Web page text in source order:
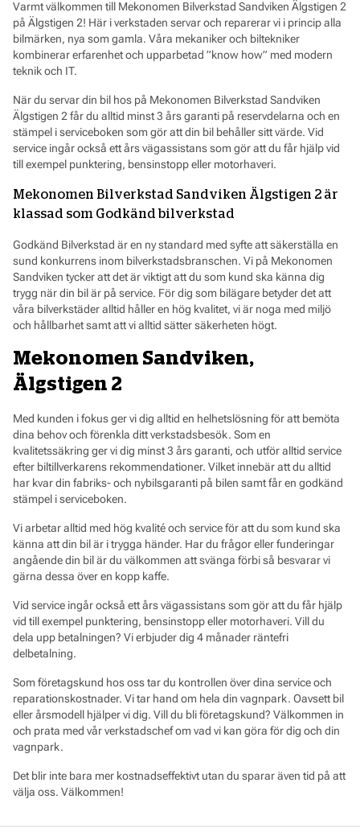
Varmt välkommen till Mekonomen Bilverkstad Sandviken Älgstigen 2
på Älgstigen 2! Här i verkstaden servar och reparerar vi i princip alla
bilmärken, nya som gamla. Våra mekaniker och biltekniker
kombinerar erfarenhet och upparbetad ”know how” med modern
teknik och IT.
När du servar din bil hos på Mekonomen Bilverkstad Sandviken
Älgstigen 2 får du alltid minst 3 års garanti på reservdelarna och en
stämpel i serviceboken som gör att din bil behåller sitt värde. Vid
service ingår också ett års vägassistans som gör att du får hjälp vid
till exempel punktering, bensinstopp eller motorhaveri.
Mekonomen Bilverkstad Sandviken Älgstigen 2 är
klassad som Godkänd bilverkstad
Godkänd Bilverkstad är en ny standard med syfte att säkerställa en
sund konkurrens inom bilverkstadsbranschen. Vi på Mekonomen
Sandviken tycker att det är viktigt att du som kund ska känna dig
trygg när din bil är på service. För dig som bilägare betyder det att
våra bilverkstäder alltid håller en hög kvalitet, vi är noga med miljö
och hållbarhet samt att vi alltid sätter säkerheten högt.
Mekonomen Sandviken,
Älgstigen 2
Med kunden i fokus ger vi dig alltid en helhetslösning för att bemöta
dina behov och förenkla ditt verkstadsbesök. Som en
kvalitetssäkring ger vi dig minst 3 års garanti, och utför alltid service
efter biltillverkarens rekommendationer. Vilket innebär att du alltid
har kvar din fabriks- och nybilsgaranti på bilen samt får en godkänd
stämpel i serviceboken.
Vi arbetar alltid med hög kvalité och service för att du som kund ska
känna att din bil är i trygga händer. Har du frågor eller funderingar
angående din bil är du välkommen att svänga förbi så besvarar vi
gärna dessa över en kopp kaffe.
Vid service ingår också ett års vägassistans som gör att du får hjälp
vid till exempel punktering, bensinstopp eller motorhaveri. Vill du
dela upp betalningen? Vi erbjuder dig 4 månader räntefri
delbetalning.
Som företagskund hos oss tar du kontrollen över dina service och
reparationskostnader. Vi tar hand om hela din vagnpark. Oavsett bil
eller årsmodell hjälper vi dig. Vill du bli företagskund? Välkommen in
och prata med vår verkstadschef om vad vi kan göra för dig och din
vagnpark.
Det blir inte bara mer kostnadseffektivt utan du sparar även tid på att
välja oss. Välkommen!